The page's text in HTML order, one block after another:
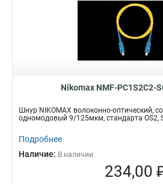
Nikomax NMF-PC1S2C2-
Шнур NIKOMAX волоконно-оптический,
одномодовый 9/125мкм, стандарта OS2,
Подробнее
Наличие: В наличии
234,00